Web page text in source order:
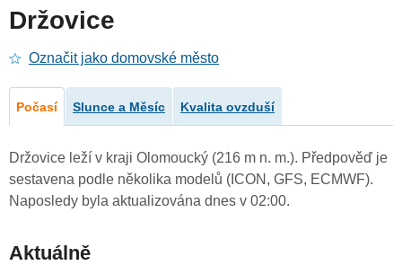
Držovice
Označit jako domovské město
Počasí Slunce a Měsíc Kvalita ovzduší
Držovice leží v kraji Olomoucký (216 m n. m.). Předpověď je
sestavena podle několika modelů (ICON, GFS, ECMWF).
Naposledy byla aktualizována dnes v 02:00.
Aktuálně